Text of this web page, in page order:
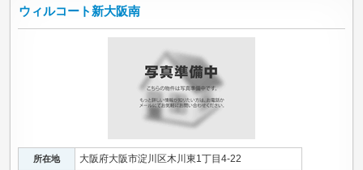
ウィルコート新大阪南
所在地 大阪府大阪市淀川区木川東1丁目4-22